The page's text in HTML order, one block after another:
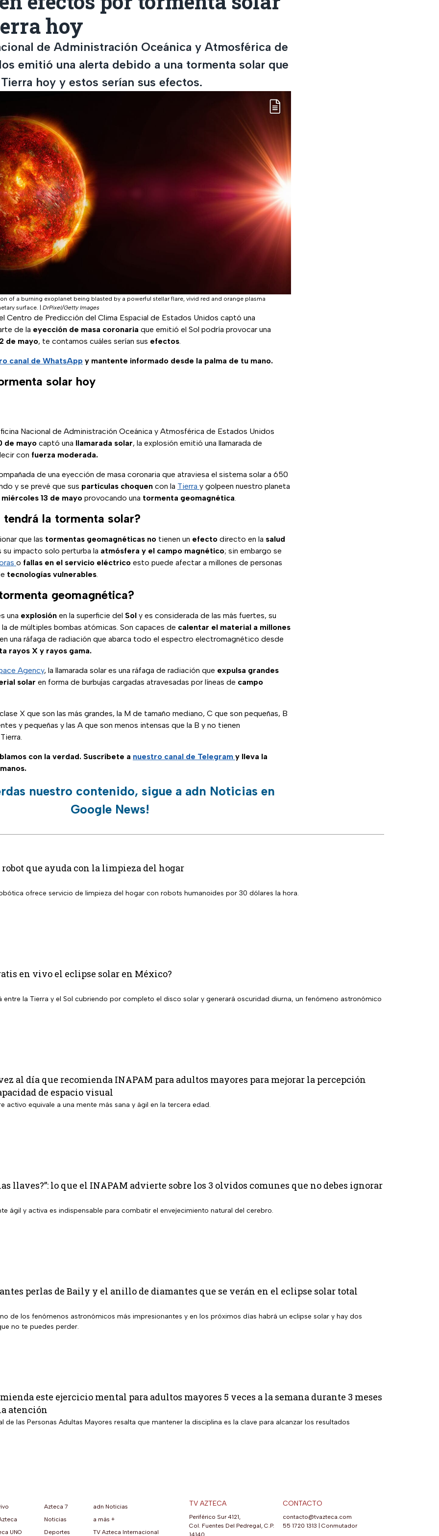
hoy
de Administración Oceánica y Atmosférica de
emitió una alerta debido a una tormenta solar que
hoy y estos serían sus efectos.
of a burning exoplanet being blasted by a powerful stellar flare, vivid red and orange plasma
surface.
DrPixel/Getty Images
Centro de Predicción del Clima Espacial de Estados Unidos captó una
de la eyección de masa coronaria que emitió el Sol podría provocar una
de mayo, te contamos cuáles serían sus efectos.
canal de WhatsApp y mantente informado desde la palma de tu mano.
solar hoy
Nacional de Administración Oceánica y Atmosférica de Estados Unidos
de mayo captó una llamarada solar, la explosión emitió una llamarada de
con fuerza moderada.
de una eyección de masa coronaria que atraviesa el sistema solar a 650
y se prevé que sus partículas choquen con la Tierra y golpeen nuestro planeta
13 de mayo provocando una tormenta geomagnética.
tendrá la tormenta solar?
que las tormentas geomagnéticas no tienen un efecto directo en la salud
su impacto solo perturba la atmósfera y el campo magnético; sin embargo se
o fallas en el servicio eléctrico esto puede afectar a millones de personas
tecnologías vulnerables.
geomagnética?
una explosión en la superficie del Sol y es considerada de las más fuertes, su
de múltiples bombas atómicas. Son capaces de calentar el material a millones
una ráfaga de radiación que abarca todo el espectro electromagnético desde
rayos X y rayos gama.
Agency, la llamarada solar es una ráfaga de radiación que expulsa grandes
solar en forma de burbujas cargadas atravesadas por líneas de campo
clase X que son las más grandes, la M de tamaño mediano, C que son pequeñas, B
y pequeñas y las A que son menos intensas que la B y no tienen
con la verdad. Suscríbete a nuestro canal de Telegram y lleva la
nuestro contenido, sigue a adn Noticias en
Google News!
robot que ayuda con la limpieza del hogar
ofrece servicio de limpieza del hogar con robots humanoides por 30 dólares la hora.
en vivo el eclipse solar en México?
entre la Tierra y el Sol cubriendo por completo el disco solar y generará oscuridad diurna, un fenómeno astronómico
al día que recomienda INAPAM para adultos mayores para mejorar la percepción
de espacio visual
activo equivale a una mente más sana y ágil en la tercera edad.
llaves?”: lo que el INAPAM advierte sobre los 3 olvidos comunes que no debes ignorar
ágil y activa es indispensable para combatir el envejecimiento natural del cerebro.
perlas de Baily y el anillo de diamantes que se verán en el eclipse solar total
de los fenómenos astronómicos más impresionantes y en los próximos días habrá un eclipse solar y hay dos
no te puedes perder.
este ejercicio mental para adultos mayores 5 veces a la semana durante 3 meses
atención
de las Personas Adultas Mayores resalta que mantener la disciplina es la clave para alcanzar los resultados
UNO
Azteca 7
Noticias
Deportes
adn Noticias
a más +
TV Azteca Internacional
TV AZTECA
Periférico Sur 4121,
Col. Fuentes Del Pedregal, C.P.
CONTACTO
contacto@tvazteca.com
55 1720 1313
Conmutador